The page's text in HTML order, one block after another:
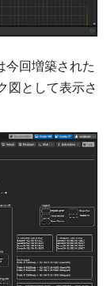
今回増築された
図として表示さ